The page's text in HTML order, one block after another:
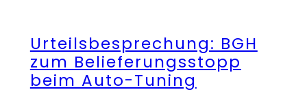
Urteilsbesprechung: BGH
zum Belieferungsstopp
beim Auto-Tuning